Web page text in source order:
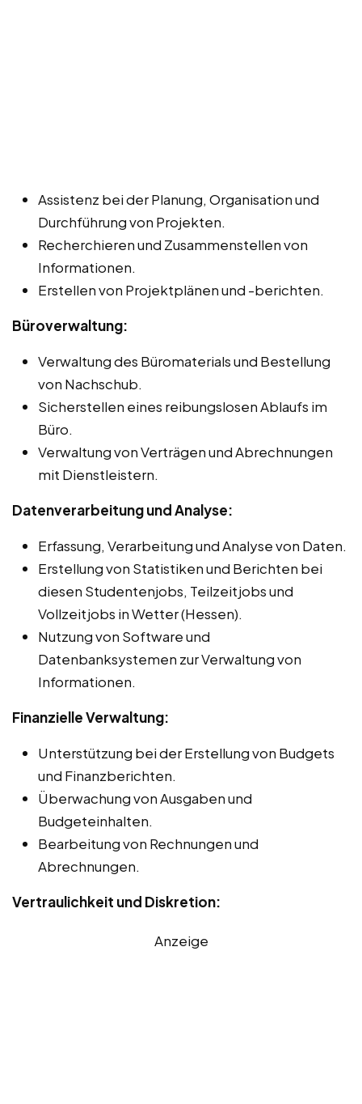
Assistenz bei der Planung, Organisation und
Durchführung von Projekten.
Recherchieren und Zusammenstellen von
Informationen.
Erstellen von Projektplänen und -berichten.
Büroverwaltung:
Verwaltung des Büromaterials und Bestellung
von Nachschub.
Sicherstellen eines reibungslosen Ablaufs im
Büro.
Verwaltung von Verträgen und Abrechnungen
mit Dienstleistern.
Datenverarbeitung und Analyse:
Erfassung, Verarbeitung und Analyse von Daten.
Erstellung von Statistiken und Berichten bei
diesen Studentenjobs, Teilzeitjobs und
Vollzeitjobs in Wetter (Hessen).
Nutzung von Software und
Datenbanksystemen zur Verwaltung von
Informationen.
Finanzielle Verwaltung:
Unterstützung bei der Erstellung von Budgets
und Finanzberichten.
Überwachung von Ausgaben und
Budgeteinhalten.
Bearbeitung von Rechnungen und
Abrechnungen.
Vertraulichkeit und Diskretion:
Anzeige